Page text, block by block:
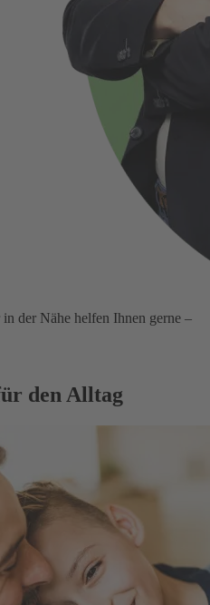
der Nähe helfen Ihnen gerne –
den Alltag